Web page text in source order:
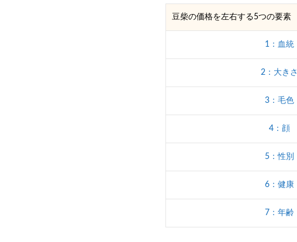
豆柴の価格を左右する5つの要素
1：血統
2：大きさ
3：毛色
4：顔
5：性別
6：健康
7：年齢